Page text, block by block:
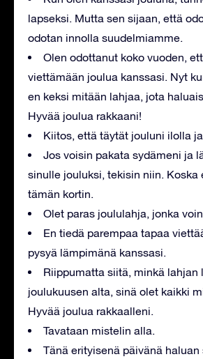
lapseksi. Mutta sen sijaan, että
odotan innolla suudelmiamme.
Olen odottanut koko vuoden,
viettämään joulua kanssasi. Nyt
en keksi mitään lahjaa, jota
Hyvää joulua rakkaani!
Kiitos, että täytät jouluni ilolla ja
Jos voisin pakata sydämeni ja
sinulle jouluksi, tekisin niin. Koska
tämän kortin.
Olet paras joululahja, jonka
En tiedä parempaa tapaa
pysyä lämpimänä kanssasi.
Riippumatta siitä, minkä lahjan
joulukuusen alta, sinä olet kaikki
Hyvää joulua rakkaalleni.
Tavataan mistelin alla.
Tänä erityisenä päivänä haluan